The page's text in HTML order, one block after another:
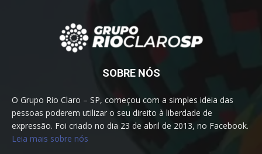
SOBRE NÓS
O Grupo Rio Claro – SP, começou com a simples ideia das
pessoas poderem utilizar o seu direito à liberdade de
expressão. Foi criado no dia 23 de abril de 2013, no Facebook.
Leia mais sobre nós